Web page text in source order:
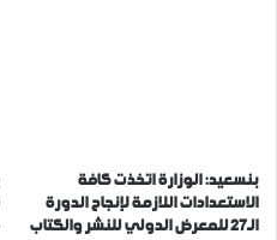
بنسعيد: الوزارة اتخذت كافة
الاستعدادات اللازمة لإنجاح الدورة
الـ27 للمعرض الدولي للنشر والكتاب